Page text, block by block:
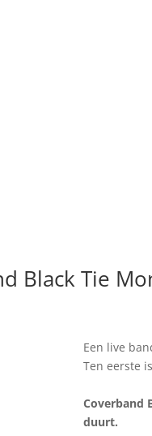
Black Tie
Een live
Ten eerste
Coverband
duurt.